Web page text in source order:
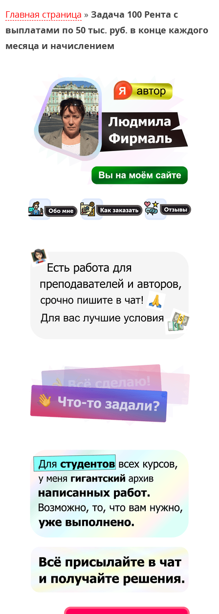
Главная страница » Задача 100 Рента с
выплатами по 50 тыс. руб. в конце каждого
месяца и начислением